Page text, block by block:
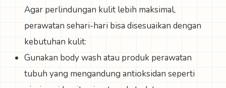
Agar perlindungan kulit lebih maksimal,
perawatan sehari-hari bisa disesuaikan dengan
kebutuhan kulit:
Gunakan body wash atau produk perawatan
tubuh yang mengandung antioksidan seperti